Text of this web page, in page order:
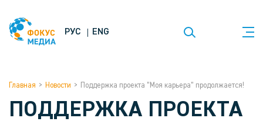
РУС ENG
Главная > Новости > Поддержка проекта “Моя карьера” продолжается!
ПОДДЕРЖКА ПРОЕКТА